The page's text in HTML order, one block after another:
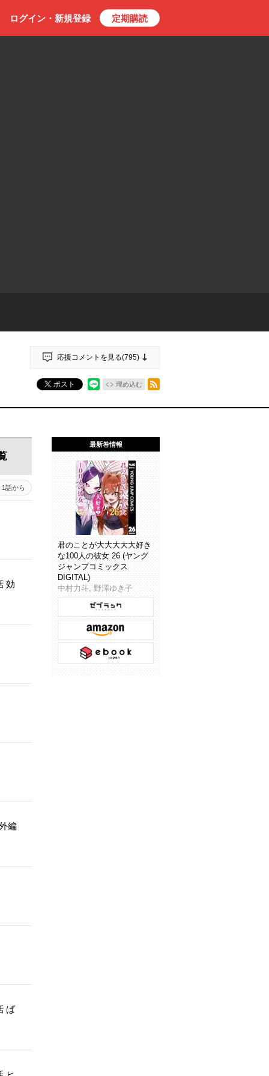
ログイン・ 新規登録 定期購読
応援コメントを見る(795)
ポスト 埋め込む
1話から
効
編
ば
最新巻情報
君のことが大大大大大好き
な100人の彼女 26 (ヤング
ジャンプコミックス
DIGITAL)
中村力斗, 野澤ゆき子